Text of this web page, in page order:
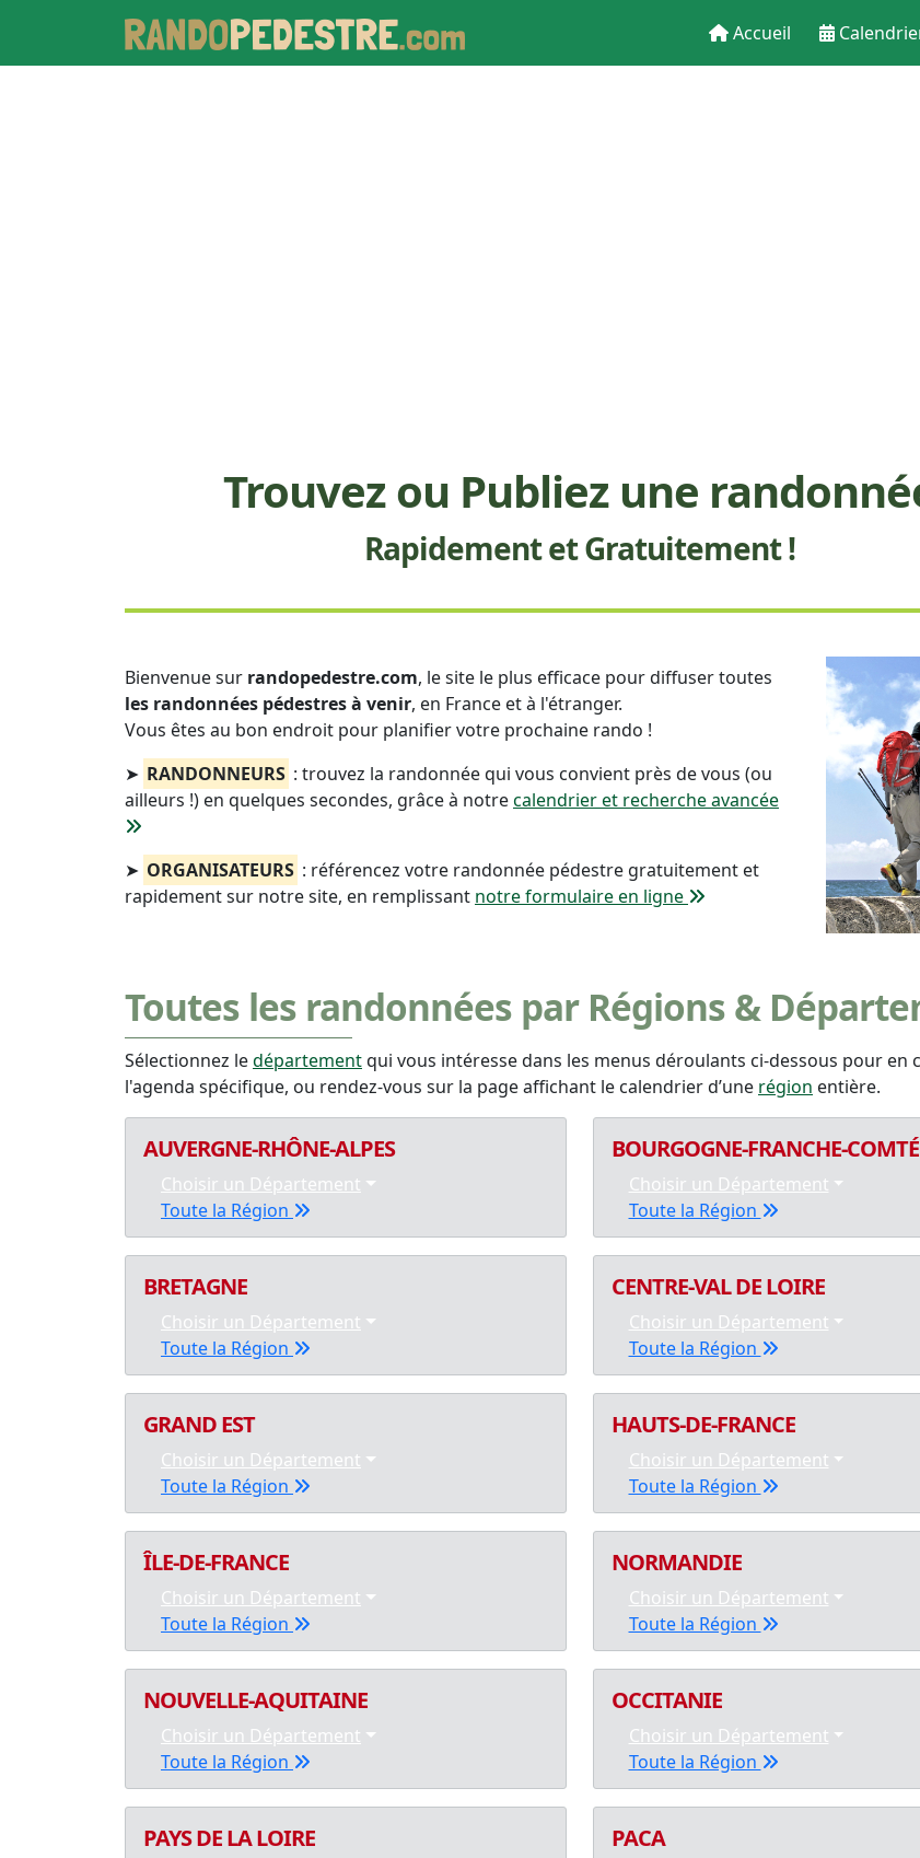
Accueil
Trouvez ou Publiez une
Rapidement et Gratuitement !
Bienvenue sur randopedestre.com, le site le plus efficace pour diffuser toutes
les randonnées pédestres à venir, en France et à l'étranger.
Vous êtes au bon endroit pour planifier votre prochaine rando !
➤ RANDONNEURS : trouvez la randonnée qui vous convient près de vous (ou
ailleurs !) en quelques secondes, grâce à notrecalendrier et recherche avancée
➤ ORGANISATEURS : référencez votre randonnée pédestre gratuitement et
rapidement sur notre site, en remplissant notre formulaire en ligne
Toutes les randonnées par Régions &
Sélectionnez ledépartementqui vous intéresse dans les menus déroulants ci-dessous pour en
l'agenda spécifique, ou rendez-vous sur la page affichant le calendrier d’une région entière.
AUVERGNE-RHÔNE-ALPES
Choisir un Département
Toute la Région
BOURGOGNE-FRANCHE-COMTÉ
Choisir un Département
Toute la Région
BRETAGNE
Choisir un Département
Toute la Région
CENTRE-VAL DE LOIRE
Choisir un Département
Toute la Région
GRAND EST
Choisir un Département
Toute la Région
HAUTS-DE-FRANCE
Choisir un Département
Toute la Région
ÎLE-DE-FRANCE
Choisir un Département
Toute la Région
NORMANDIE
Choisir un Département
Toute la Région
NOUVELLE-AQUITAINE
Choisir un Département
Toute la Région
OCCITANIE
Choisir un Département
Toute la Région
PAYS DE LA LOIRE PACA